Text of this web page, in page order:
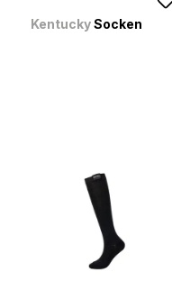
KentuckySocken